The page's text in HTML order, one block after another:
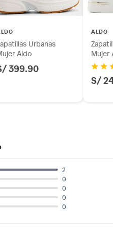
Urbanas
Aldo
399.90
ALDO
Mujer
S/
0
0
0
0
2